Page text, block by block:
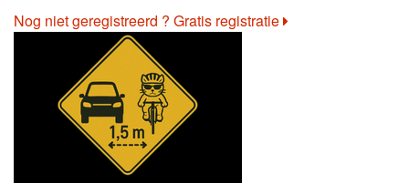
Nog niet geregistreerd ? Gratis registratie